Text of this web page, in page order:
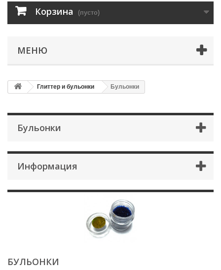
Корзина (пусто)
МЕНЮ
Глиттер и бульонки Бульонки
Бульонки
Информация
БУЛЬОНКИ